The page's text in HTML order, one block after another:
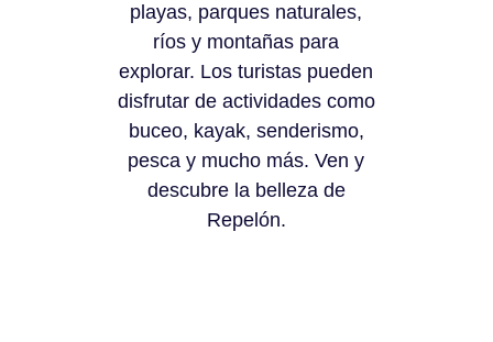
playas, parques naturales,
ríos y montañas para
explorar. Los turistas pueden
disfrutar de actividades como
buceo, kayak, senderismo,
pesca y mucho más. Ven y
descubre la belleza de
Repelón.